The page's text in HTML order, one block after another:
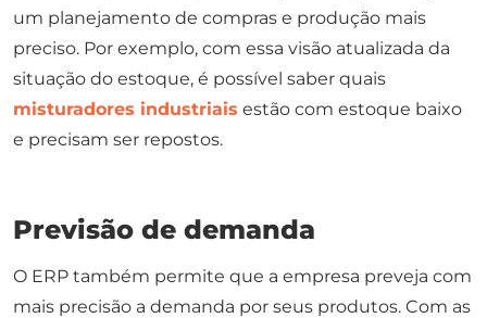
um planejamento de compras e produção mais
preciso. Por exemplo, com essa visão atualizada da
situação do estoque, é possível saber quais
misturadores industriais estão com estoque baixo
e precisam ser repostos.
Previsão de demanda
O ERP também permite que a empresa preveja com
mais precisão a demanda por seus produtos. Com as